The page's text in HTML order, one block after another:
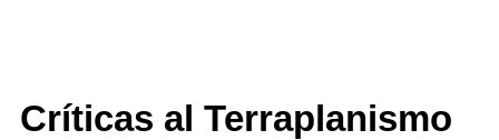
Críticas al Terraplanismo